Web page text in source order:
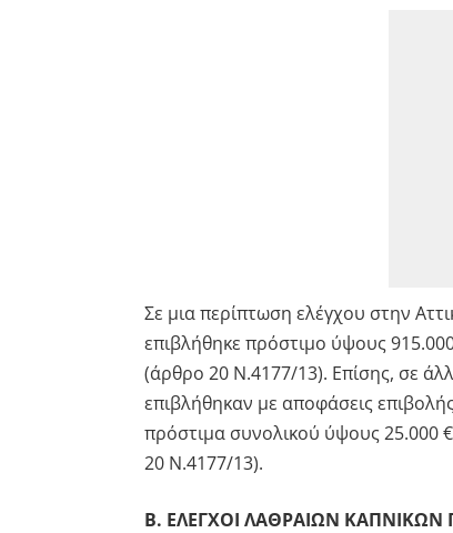
Σε μια περίπτωση ελέγχου στην
επιβλήθηκε πρόστιμο ύψους
(άρθρο 20 Ν.4177/13). Επίσης, σε
επιβλήθηκαν με αποφάσεις
πρόστιμα συνολικού ύψους 25.000
20 Ν.4177/13).
Β. ΕΛΕΓΧΟΙ ΛΑΘΡΑΙΩΝ